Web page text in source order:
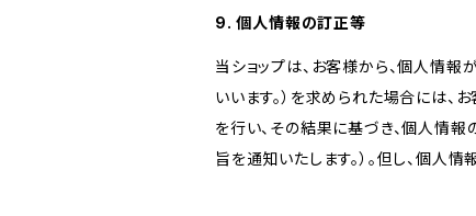
9. 個人情報の訂正等
当ショップは、お客様から、個人情
いいます。）を求められた場合には
を行い、その結果に基づき、個人情
旨を通知いたします。）。但し、個人